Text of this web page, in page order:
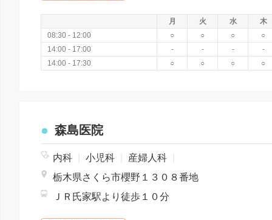
月 火 水
木
08:30 - 12:00
○ ○ ○
○
14:00 - 17:00
- - -
-
14:00 - 17:30
○ ○ ○ ○
森島医院
内科 小児科 産婦人科
栃木県さくら市櫻野１３０８番地
ＪＲ氏家駅より徒歩１０分